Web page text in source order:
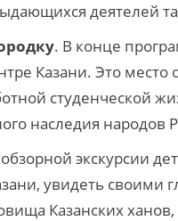
деятелей
. В конце
Казани. Это место
студенческой
наследия народов
экскурсии
увидеть своими
Казанских